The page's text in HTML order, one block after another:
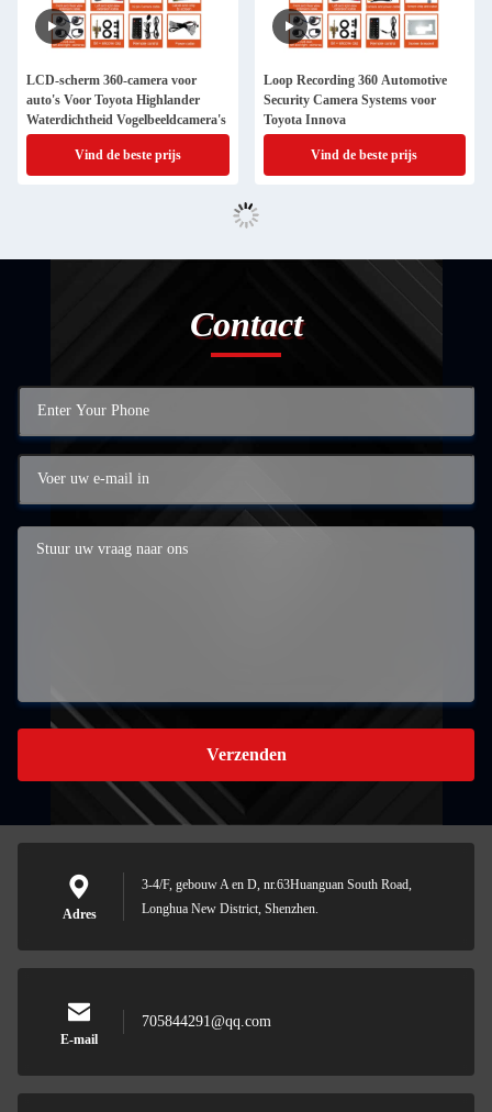
LCD-scherm 360-camera voor
auto's Voor Toyota Highlander
Waterdichtheid Vogelbeeldcamera's
Vind de beste prijs
Loop Recording 360 Automotive
Security Camera Systems voor
Toyota Innova
Vind de beste prijs
Contact
Verzenden
Adres
3-4/F, gebouw A en D, nr.63Huanguan South Road,
Longhua New District, Shenzhen.
E-mail
705844291@qq.com